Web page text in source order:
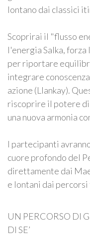
lontano dai classici
Scoprirai il "flusso
l'energia Salka,
per riportare
integrare
azione (Llankay).
riscoprire il potere di
una nuova armonia
I partecipanti
cuore profondo del
direttamente dai
e lontani dai
UN PERCORSO DI
DI SE’